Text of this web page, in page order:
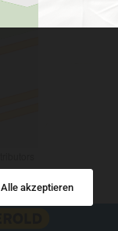
Alle akzeptieren